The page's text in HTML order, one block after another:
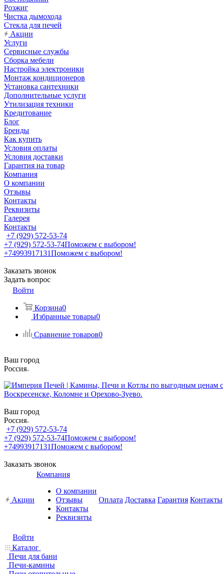
Розжиг
Чистка дымохода
Стекла для печей
Акции
Услуги
Сервисные службы
Сборка мебели
Настройка электроники
Монтаж кондиционеров
Установка сантехники
Дополнительные услуги
Утилизация техники
Кредитование
Блог
Бренды
Как купить
Условия оплаты
Условия доставки
Гарантия на товар
Компания
О компании
Отзывы
Контакты
Реквизиты
Галерея
Контакты
+7 (929) 572-53-74
+7 (929) 572-53-74Поможем с выбором!
+74993917131Поможем с выбором!
Заказать звонок
Задать вопрос
Войти
Корзина0
Избранные товары0
Сравнение товаров0
Ваш город
Россия
Ваш город
Россия
+7 (929) 572-53-74
+7 (929) 572-53-74Поможем с выбором!
+74993917131Поможем с выбором!
Заказать звонок
Акции
Компания
О компании
Отзывы
Контакты
Реквизиты
Оплата Доставка Гарантия Контакты
Войти
Каталог
Печи для бани
Печи-камины